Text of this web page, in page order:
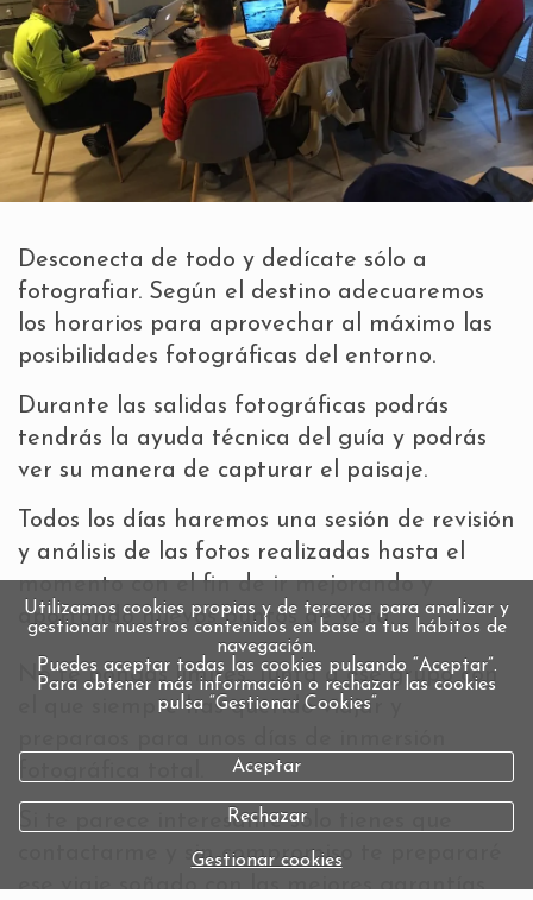
Desconecta de todo y dedícate sólo a
fotografiar. Según el destino adecuaremos
los horarios para aprovechar al máximo las
posibilidades fotográficas del entorno.
Durante las salidas fotográficas podrás
tendrás la ayuda técnica del guía y podrás
ver su manera de capturar el paisaje.
Todos los días haremos una sesión de revisión
y análisis de las fotos realizadas hasta el
momento con el fin de ir mejorando y
aportando nuevos puntos de vista.
No te pongas límites. Junta a ese grupo con
el que siempre has querido viajar y
Si te parece interesante sólo tienes que
contactarme y sin compromiso te prepararé
ese viaje soñado con las mejores garantías.
Utilizamos cookies propias y de terceros para analizar y
gestionar nuestros contenidos en base a tus hábitos de
navegación.
Puedes aceptar todas las cookies pulsando “Aceptar”.
Para obtener más información o rechazar las cookies
pulsa “Gestionar Cookies“
Aceptar
Rechazar
Gestionar cookies